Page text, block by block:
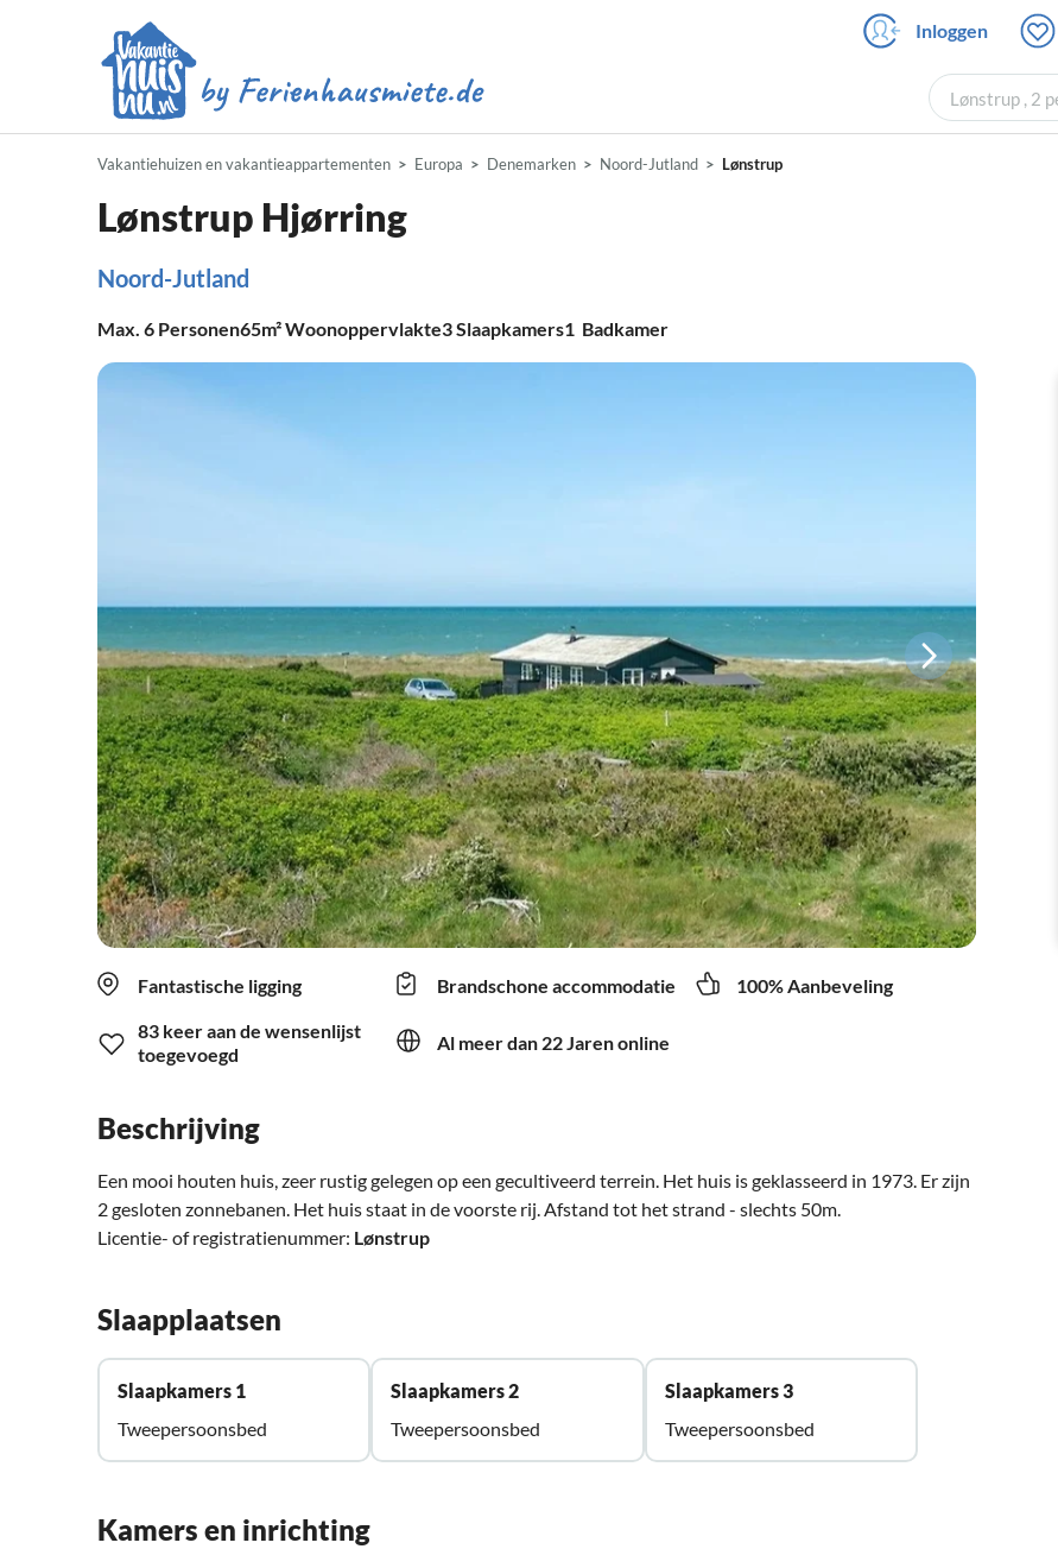
Inloggen
Lønstrup , 2
Vakantiehuizen en vakantieappartementen Europa Denemarken Noord-Jutland Lønstrup
Lønstrup Hjørring
Noord-Jutland
Max. 6 Personen65m²Woonoppervlakte3Slaapkamers1 Badkamer
Fantastische ligging Brandschone accommodatie
100% Aanbeveling
83 keer aan de wensenlijst
toegevoegd
Al meer dan 22 Jaren online
Beschrijving
Een mooi houten huis, zeer rustig gelegen op een gecultiveerd terrein. Het huis is geklasseerd in 1973. Er zijn
2 gesloten zonnebanen. Het huis staat in de voorste rij. Afstand tot het strand - slechts 50m.
Licentie- of registratienummer: Lønstrup
Slaapplaatsen
Slaapkamers 1
Tweepersoonsbed
Slaapkamers 2
Tweepersoonsbed
Slaapkamers 3
Tweepersoonsbed
Kamers en inrichting